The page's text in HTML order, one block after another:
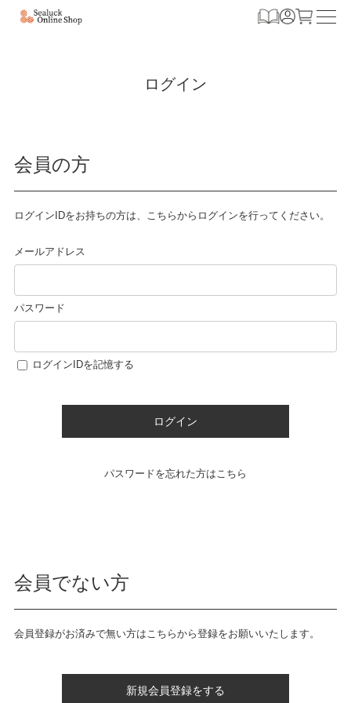
ログイン
会員の方
ログインIDをお持ちの方は、こちらからログインを行ってください。
メールアドレス
パスワード
ログインIDを記憶する
ログイン
パスワードを忘れた方はこちら
会員でない方
会員登録がお済みで無い方はこちらから登録をお願いいたします。
新規会員登録をする